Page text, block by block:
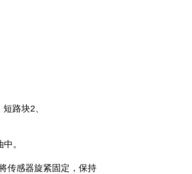
路块2、
。
传感器旋紧固定，保持